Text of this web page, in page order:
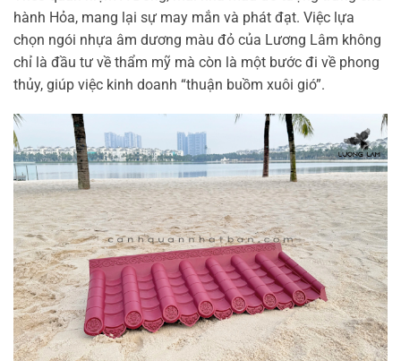
hành Hỏa, mang lại sự may mắn và phát đạt. Việc lựa
chọn ngói nhựa âm dương màu đỏ của Lương Lâm không
chỉ là đầu tư về thẩm mỹ mà còn là một bước đi về phong
thủy, giúp việc kinh doanh “thuận buồm xuôi gió”.